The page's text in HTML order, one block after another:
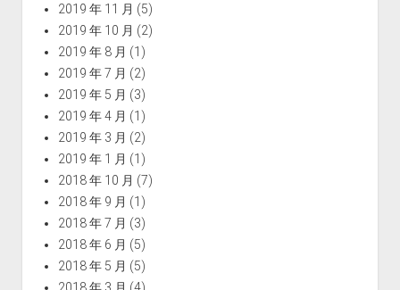
2019 年 11 月 (5)
2019 年 10 月 (2)
2019 年 8 月 (1)
2019 年 7 月 (2)
2019 年 5 月 (3)
2019 年 4 月 (1)
2019 年 3 月 (2)
2019 年 1 月 (1)
2018 年 10 月 (7)
2018 年 9 月 (1)
2018 年 7 月 (3)
2018 年 6 月 (5)
2018 年 5 月 (5)